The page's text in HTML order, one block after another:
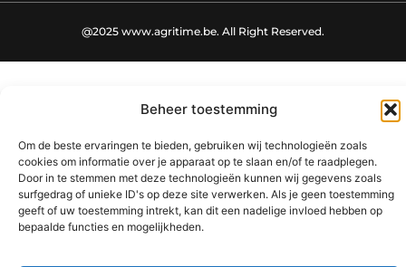
Beheer toestemming
Om de beste ervaringen te bieden, gebruiken wij technologieën zoals
cookies om informatie over je apparaat op te slaan en/of te raadplegen.
Door in te stemmen met deze technologieën kunnen wij gegevens zoals
surfgedrag of unieke ID's op deze site verwerken. Als je geen toestemming
geeft of uw toestemming intrekt, kan dit een nadelige invloed hebben op
bepaalde functies en mogelijkheden.
@2025 www.agritime.be. All Right Reserved.​